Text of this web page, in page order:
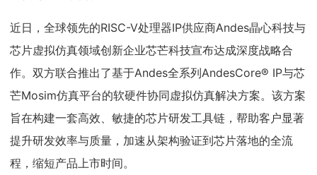
近日，全球领先的RISC-V处理器IP供应商Andes晶心科技与
芯片虚拟仿真领域创新企业芯芒科技宣布达成深度战略合
作。双方联合推出了基于Andes全系列AndesCore® IP与芯
芒Mosim仿真平台的软硬件协同虚拟仿真解决方案。该方案
旨在构建一套高效、敏捷的芯片研发工具链，帮助客户显著
提升研发效率与质量，加速从架构验证到芯片落地的全流
程，缩短产品上市时间。